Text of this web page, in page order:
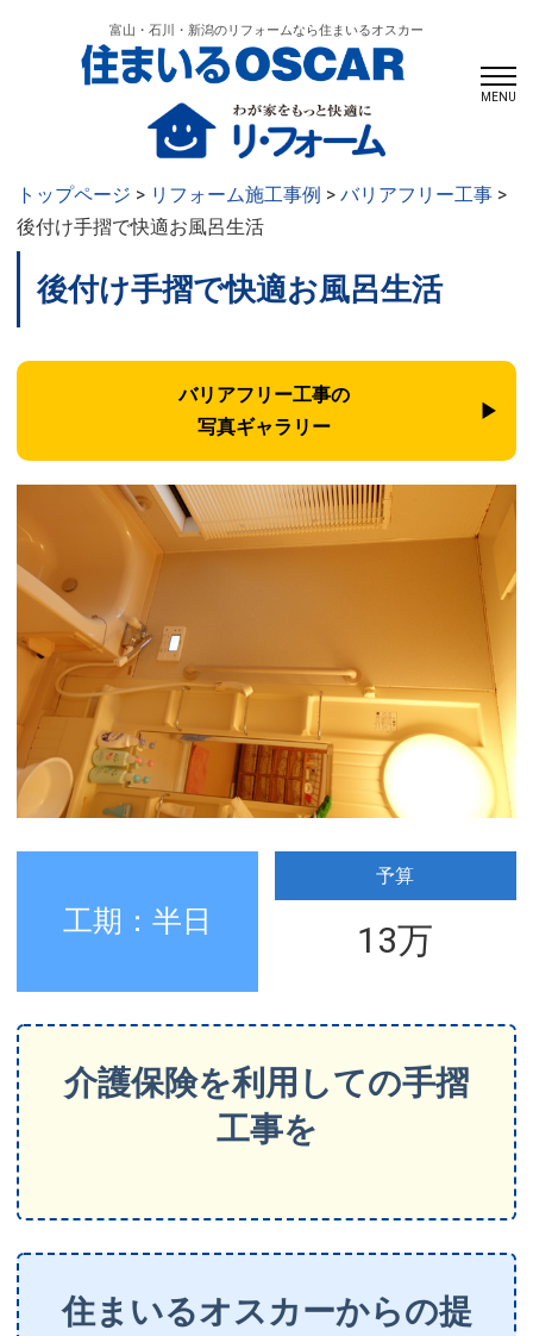
富山・石川・新潟のリフォームなら住まいるオスカー
MENU
トップページ > リフォーム施工事例 > バリアフリー工事>
後付け手摺で快適お風呂生活
後付け手摺で快適お風呂生活
バリアフリー工事の
写真ギャラリー
工期：半日
予算
13万
介護保険を利用しての手摺
工事を
住まいるオスカーからの提